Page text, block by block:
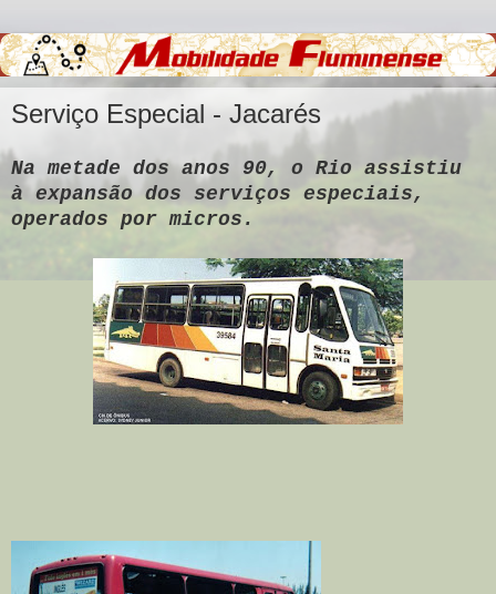
Serviço Especial - Jacarés
Na metade dos anos 90, o Rio assistiu
à expansão dos serviços especiais,
operados por micros.